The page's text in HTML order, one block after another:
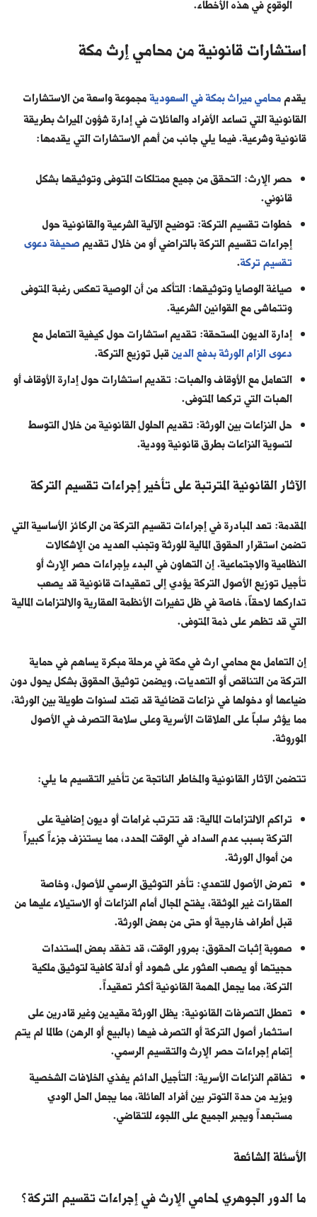
الوقوع في هذه الأخطاء.
استشارات قانونية من محامي إرث مكة
يقدممحامي ميراث بمكة في السعوديةمجموعة واسعة من الاستشارات
القانونية التي تساعد الأفراد والعائلات في إدارة شؤون الميراث بطريقة
قانونية وشرعية. فيما يلي جانب من أهم الاستشارات التي يقدمها:
حصر الإرث: التحقق من جميع ممتلكات المتوفى وتوثيقها بشكل
قانوني.
خطوات تقسيم التركة: توضيح الآلية الشرعية والقانونية حول
إجراءات تقسيم التركة بالتراضي أو من خلال تقديمصحيفة دعوى
تقسيم تركة.
صياغة الوصايا وتوثيقها: التأكد من أن الوصية تعكس رغبة المتوفى
وتتماشى مع القوانين الشرعية.
إدارة الديون المستحقة: تقديم استشارات حول كيفية التعامل مع
دعوى الزام الورثة بدفع الدينقبل توزيع التركة.
التعامل مع الأوقاف والهبات: تقديم استشارات حول إدارة الأوقاف أو
الهبات التي تركها المتوفى.
حل النزاعات بين الورثة: تقديم الحلول القانونية من خلال التوسط
لتسوية النزاعات بطرق قانونية وودية.
الآثار القانونية المترتبة على تأخير إجراءات تقسيم التركة
المقدمة:تعد المبادرة في إجراءات تقسيم التركة من الركائز الأساسية التي
تضمن استقرار الحقوق المالية للورثة وتجنب العديد من الإشكالات
النظامية والاجتماعية. إن التهاون في البدء بإجراءات حصر الإرث أو
تأجيل توزيع الأصول التركة يؤدي إلى تعقيدات قانونية قد يصعب
تداركها لاحقاً، خاصة في ظل تغيرات الأنظمة العقارية والالتزامات المالية
التي قد تظهر على ذمة المتوفى.
إن التعامل مع محامي ارث في مكة في مرحلة مبكرة يساهم في حماية
التركة من التناقص أو التعديات، ويضمن توثيق الحقوق بشكل يحول دون
ضياعها أو دخولها في نزاعات قضائية قد تمتد لسنوات طويلة بين الورثة،
مما يؤثر سلباً على العلاقات الأسرية وعلى سلامة التصرف في الأصول
الموروثة.
تتضمن الآثار القانونية والمخاطر الناتجة عن تأخير التقسيم ما يلي:
تراكم الالتزامات المالية: قد تترتب غرامات أو ديون إضافية على
التركة بسبب عدم السداد في الوقت المحدد، مما يستنزف جزءاً كبيراً
من أموال الورثة.
تعرض الأصول للتعدي: تأخر التوثيق الرسمي للأصول، وخاصة
العقارات غير الموثقة، يفتح المجال أمام النزاعات أو الاستيلاء عليها من
قبل أطراف خارجية أو حتى من بعض الورثة.
صعوبة إثبات الحقوق: بمرور الوقت، قد تفقد بعض المستندات
حجيتها أو يصعب العثور على شهود أو أدلة كافية لتوثيق ملكية
التركة، مما يجعل المهمة القانونية أكثر تعقيداً.
تعطل التصرفات القانونية: يظل الورثة مقيدين وغير قادرين على
استثمار أصول التركة أو التصرف فيها (بالبيع أو الرهن) طالما لم يتم
إتمام إجراءات حصر الإرث والتقسيم الرسمي.
تفاقم النزاعات الأسرية: التأجيل الدائم يغذي الخلافات الشخصية
ويزيد من حدة التوتر بين أفراد العائلة، مما يجعل الحل الودي
مستبعداً ويجبر الجميع على اللجوء للتقاضي.
الأسئلة الشائعة
ما الدور الجوهري لمحامي الإرث في إجراءات تقسيم التركة؟